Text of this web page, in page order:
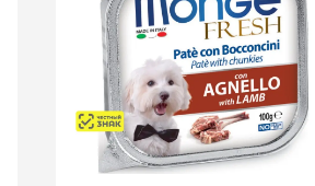
расчёсок-триммеров
Фиксирующие
переноски
Ножи и насадки
Мебель для груминга